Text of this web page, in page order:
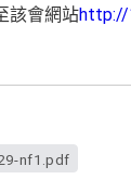
該會網站http://
nf1.pdf